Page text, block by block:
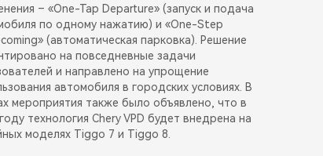
– «One-Tap Departure» (запуск и подача
по одному нажатию) и «One-Step
(автоматическая парковка). Решение
на повседневные задачи
и направлено на упрощение
автомобиля в городских условиях. В
мероприятия также было объявлено, что в
технология Chery VPD будет внедрена на
моделях Tiggo 7 и Tiggo 8.